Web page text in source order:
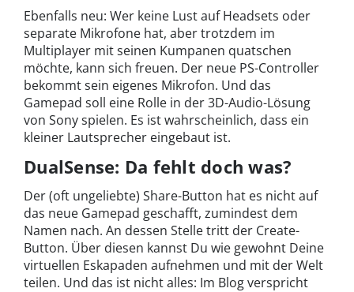
Ebenfalls neu: Wer keine Lust auf Headsets oder
separate Mikrofone hat, aber trotzdem im
Multiplayer mit seinen Kumpanen quatschen
möchte, kann sich freuen. Der neue PS-Controller
bekommt sein eigenes Mikrofon. Und das
Gamepad soll eine Rolle in der 3D-Audio-Lösung
von Sony spielen. Es ist wahrscheinlich, dass ein
kleiner Lautsprecher eingebaut ist.
DualSense: Da fehlt doch was?
Der (oft ungeliebte) Share-Button hat es nicht auf
das neue Gamepad geschafft, zumindest dem
Namen nach. An dessen Stelle tritt der Create-
Button. Über diesen kannst Du wie gewohnt Deine
virtuellen Eskapaden aufnehmen und mit der Welt
teilen. Und das ist nicht alles: Im Blog verspricht